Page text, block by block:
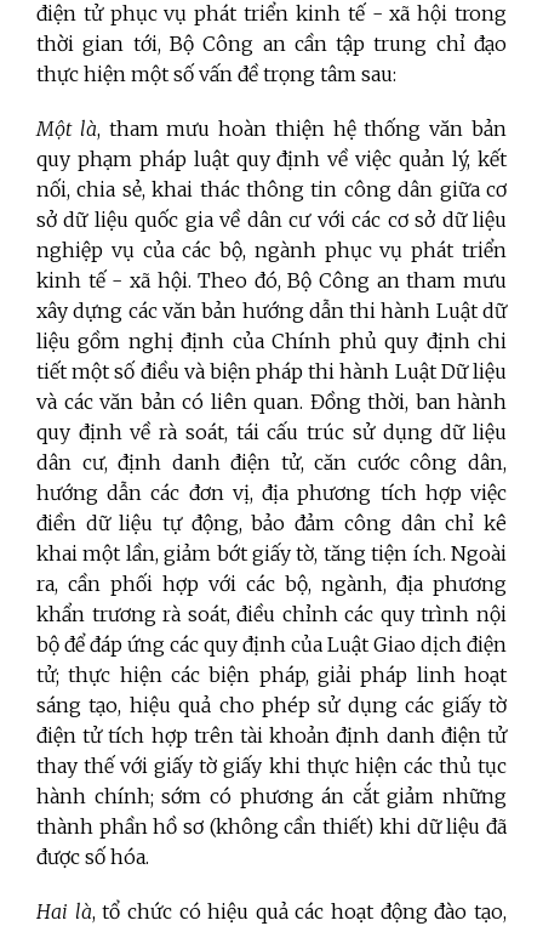
điện tử phục vụ phát triển kinh tế - xã hội trong
thời gian tới, Bộ Công an cần tập trung chỉ đạo
thực hiện một số vấn đề trọng tâm sau:
Một là, tham mưu hoàn thiện hệ thống văn bản
quy phạm pháp luật quy định về việc quản lý, kết
nối, chia sẻ, khai thác thông tin công dân giữa cơ
sở dữ liệu quốc gia về dân cư với các cơ sở dữ liệu
nghiệp vụ của các bộ, ngành phục vụ phát triển
kinh tế - xã hội. Theo đó, Bộ Công an tham mưu
xây dựng các văn bản hướng dẫn thi hành Luật dữ
liệu gồm nghị định của Chính phủ quy định chi
tiết một số điều và biện pháp thi hành Luật Dữ liệu
và các văn bản có liên quan. Đồng thời, ban hành
quy định về rà soát, tái cấu trúc sử dụng dữ liệu
dân cư, định danh điện tử, căn cước công dân,
hướng dẫn các đơn vị, địa phương tích hợp việc
điền dữ liệu tự động, bảo đảm công dân chỉ kê
khai một lần, giảm bớt giấy tờ, tăng tiện ích. Ngoài
ra, cần phối hợp với các bộ, ngành, địa phương
khẩn trương rà soát, điều chỉnh các quy trình nội
bộ để đáp ứng các quy định của Luật Giao dịch điện
tử; thực hiện các biện pháp, giải pháp linh hoạt
sáng tạo, hiệu quả cho phép sử dụng các giấy tờ
điện tử tích hợp trên tài khoản định danh điện tử
thay thế với giấy tờ giấy khi thực hiện các thủ tục
hành chính; sớm có phương án cắt giảm những
thành phần hồ sơ (không cần thiết) khi dữ liệu đã
được số hóa.
Hai là, tổ chức có hiệu quả các hoạt động đào tạo,